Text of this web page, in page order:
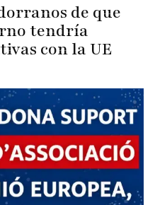
de que
tendría
con la UE